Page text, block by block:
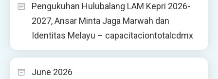
Pengukuhan Hulubalang LAM Kepri 2026-
2027, Ansar Minta Jaga Marwah dan
Identitas Melayu – capacitaciontotalcdmx
June 2026